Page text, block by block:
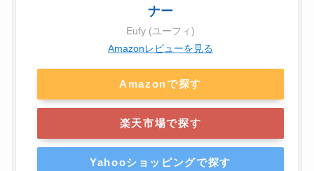
ナー
Eufy (ユーフィ)
Amazonレビューを見る
Amazonで探す
楽天市場で探す
Yahooショッピングで探す